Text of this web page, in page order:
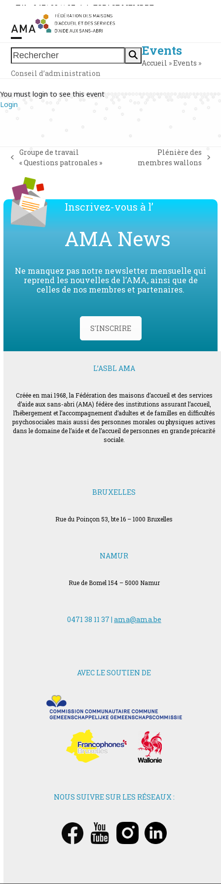
Skip
content
Tél. : 0471 38 11 37 | | ESPACE MEMBRE
Rechercher
Open
mobile
Close
mobile
Events
Accueil »Events »
Conseil d’administration
You must login to see this event
Login
previous
Groupe de travail
« Questions patronales »
next
Plénière des
membres wallons
Inscrivez-vous à l’
AMA News
Ne manquez pas notre newsletter mensuelle qui
reprend les nouvelles de l’AMA, ainsi que de
celles de nos membres et partenaires.
S'INSCRIRE
L’ASBL AMA
Créée en mai 1968, la Fédération des maisons d’accueil et des services
d’aide aux sans-abri (AMA) fédère des institutions assurant l’accueil,
l’hébergement et l’accompagnement d’adultes et de familles en difficultés
psychosociales mais aussi des personnes morales ou physiques actives
dans le domaine de l’aide et de l’accueil de personnes en grande précarité
sociale.
BRUXELLES
Rue du Poinçon 53, bte 16 – 1000 Bruxelles
NAMUR
Rue de Bomel 154 – 5000 Namur
0471 38 11 37 | ama@ama.be
AVEC LE SOUTIEN DE
NOUS SUIVRE SUR LES RÉSEAUX :